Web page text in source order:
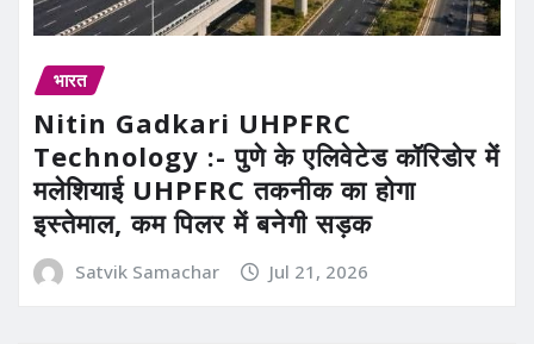
भारत
Nitin Gadkari UHPFRC
Technology :- पुणे के एलिवेटेड कॉरिडोर में
मलेशियाई UHPFRC तकनीक का होगा
इस्तेमाल, कम पिलर में बनेगी सड़क
Satvik Samachar Jul 21, 2026